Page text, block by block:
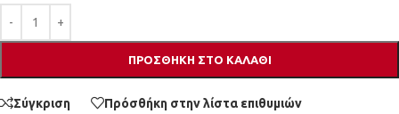
ΠΡΟΣΘΉΚΗ ΣΤΟ ΚΑΛΆΘΙ
Σύγκριση Πρόσθήκη στην λίστα επιθυμιών